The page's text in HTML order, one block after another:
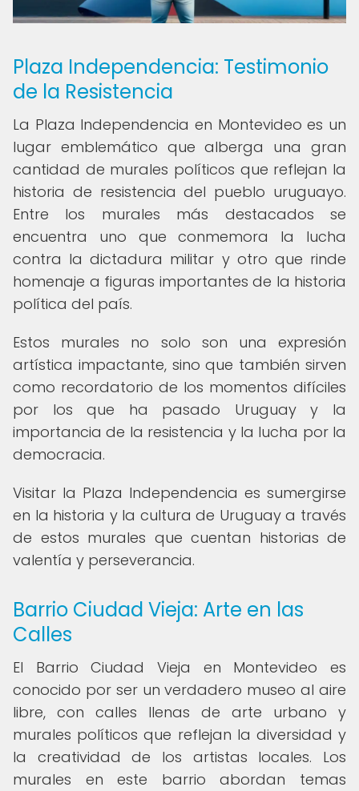
Plaza Independencia: Testimonio
de la Resistencia
La Plaza Independencia en Montevideo es un
lugar emblemático que alberga una gran
cantidad de murales políticos que reflejan la
historia de resistencia del pueblo uruguayo.
Entre los murales más destacados se
encuentra uno que conmemora la lucha
contra la dictadura militar y otro que rinde
homenaje a figuras importantes de la historia
política del país.
Estos murales no solo son una expresión
artística impactante, sino que también sirven
como recordatorio de los momentos difíciles
por los que ha pasado Uruguay y la
importancia de la resistencia y la lucha por la
democracia.
Visitar la Plaza Independencia es sumergirse
en la historia y la cultura de Uruguay a través
de estos murales que cuentan historias de
valentía y perseverancia.
Barrio Ciudad Vieja: Arte en las
Calles
El Barrio Ciudad Vieja en Montevideo es
conocido por ser un verdadero museo al aire
libre, con calles llenas de arte urbano y
murales políticos que reflejan la diversidad y
la creatividad de los artistas locales. Los
murales en este barrio abordan temas